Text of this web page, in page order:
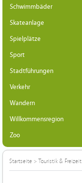
Schwimmbäder
Skateanlage
Spielplätze
Sport
Stadtführungen
Verkehr
Wandern
Willkommensregion
Zoo
Startseite > Touristik & Freizeit